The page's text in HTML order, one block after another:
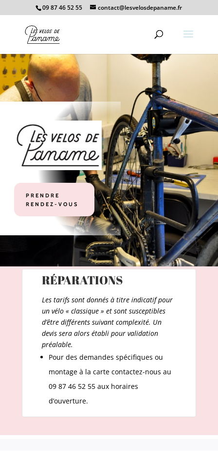
09 87 46 52 55 contact@lesvelosdepaname.fr
PRENDRE
RENDEZ-VOUS
RÉPARATIONS
Les tarifs sont donnés à titre indicatif pour
un vélo « classique » et sont susceptibles
d’être différents suivant complexité. Un
devis sera alors établi pour validation
préalable.
Pour des demandes spécifiques ou
montage à la carte contactez-nous au
09 87 46 52 55 aux horaires
d’ouverture.